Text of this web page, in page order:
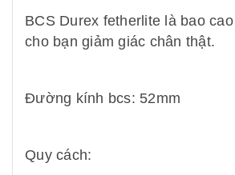
BCS Durex fetherlite là bao
cho bạn giảm giác chân thật.
Đường kính bcs: 52mm
Quy cách: